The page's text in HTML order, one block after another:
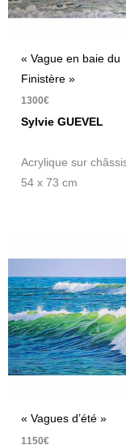
« Vague en baie du
Finistère »
1300€
Sylvie GUEVEL
Acrylique sur
54 x 73 cm
« Vagues d’été »
1150€